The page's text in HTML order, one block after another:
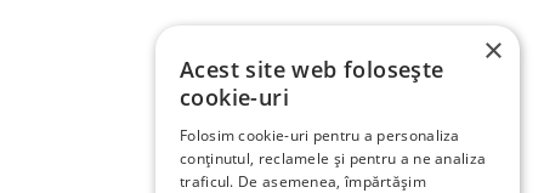
×
Acest site web folosește
cookie-uri
Folosim cookie-uri pentru a personaliza
conținutul, reclamele și pentru a ne analiza
traficul. De asemenea, împărtășim